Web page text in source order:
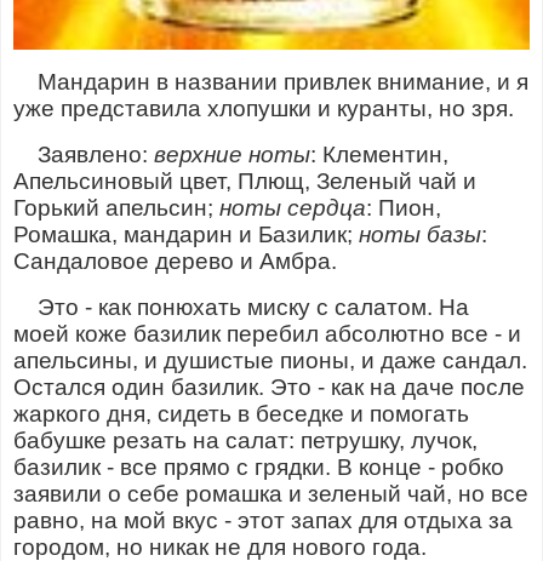
Мандарин в названии привлек внимание, и я
уже представила хлопушки и куранты, но зря.
Заявлено: верхние ноты: Клементин,
Апельсиновый цвет, Плющ, Зеленый чай и
Горький апельсин; ноты сердца: Пион,
Ромашка, мандарин и Базилик; ноты базы:
Сандаловое дерево и Амбра.
Это - как понюхать миску с салатом. На
моей коже базилик перебил абсолютно все - и
апельсины, и душистые пионы, и даже сандал.
Остался один базилик. Это - как на даче после
жаркого дня, сидеть в беседке и помогать
бабушке резать на салат: петрушку, лучок,
базилик - все прямо с грядки. В конце - робко
заявили о себе ромашка и зеленый чай, но все
равно, на мой вкус - этот запах для отдыха за
городом, но никак не для нового года.